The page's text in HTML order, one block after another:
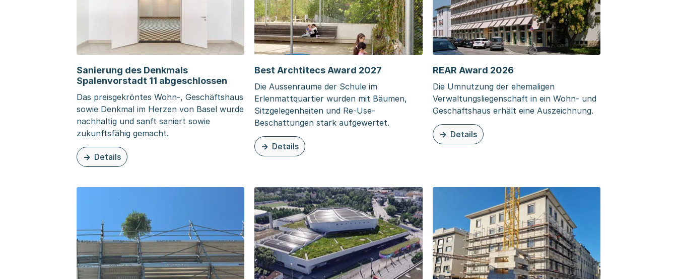
Sanierung des Denkmals
Spalenvorstadt 11 abgeschlossen
Das preisgekröntes Wohn-, Geschäftshaus
sowie Denkmal im Herzen von Basel wurde
nachhaltig und sanft saniert sowie
zukunftsfähig gemacht.
Details
zu dieser Seite: Sanierung des Denkmals Spalenvorstadt 11 abgeschlossen
Best Archtitecs Award 2027
Die Aussenräume der Schule im
Erlenmattquartier wurden mit Bäumen,
Sitzgelegenheiten und Re-Use-
Beschattungen stark aufgewertet.
Details
zu dieser Seite: Best Archtitecs Award 2027
REAR Award 2026
Die Umnutzung der ehemaligen
Verwaltungsliegenschaft in ein Wohn- und
Geschäftshaus erhält eine Auszeichnung.
Details
zu dieser Seite: REAR Award 2026